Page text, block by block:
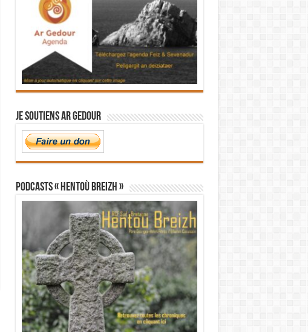
Je soutiens Ar Gedour
PODCASTS « Hentoù Breizh »